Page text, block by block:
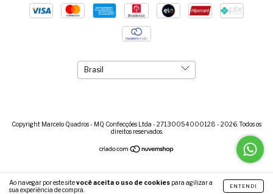
Ao navegar por este sitevocê aceita o uso de cookies para agilizar a
sua experiência de compra.
ENTENDI
Copyright Marcelo Quadros - MQ Confecções Ltda - 27130054000128 - 2026. Todos os
direitos reservados.